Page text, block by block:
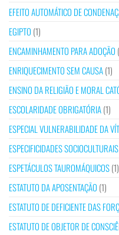
EFEITO AUTOMÁTICO DE
EGIPTO (1)
ENCAMINHAMENTO PARA ADOÇÃO
ENRIQUECIMENTO SEM CAUSA(1)
ENSINO DA RELIGIÃO E MORAL
ESCOLARIDADE OBRIGATÓRIA(1)
ESPECIAL VULNERABILIDADE DA
ESPECIFICIDADES SOCIOCULTURAIS
ESPETÁCULOS TAUROMÁQUICOS(1)
ESTATUTO DA APOSENTAÇÃO (1)
ESTATUTO DE DEFICIENTE DAS
ESTATUTO DE OBJETOR DE